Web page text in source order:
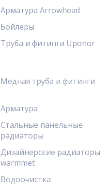
Арматура Arrowhead
Бойлеры
Труба и фитинги Uponor
Медная труба и фитинги
Арматура
Стальные панельные
радиаторы
Дизайнерские радиаторы
warmmet
Водоочистка